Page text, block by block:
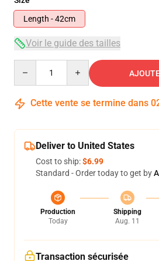
Length - 42cm
Voir le guide des tailles
Cette vente se termine dans
Deliver to United States
Cost to ship:$6.99
Standard - Order today to get by
Production
Today
Shipping
Aug. 11
Transaction sécurisée